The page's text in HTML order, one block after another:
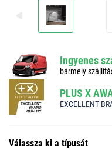
Ingyenes
bármely
PLUS X
EXCELLENT
Válassza ki a típusát